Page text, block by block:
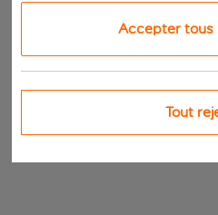
Accepter tous
Tout